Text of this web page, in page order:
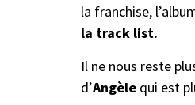
la franchise,
la track list.
Il ne nous reste
d’Angèle qui est